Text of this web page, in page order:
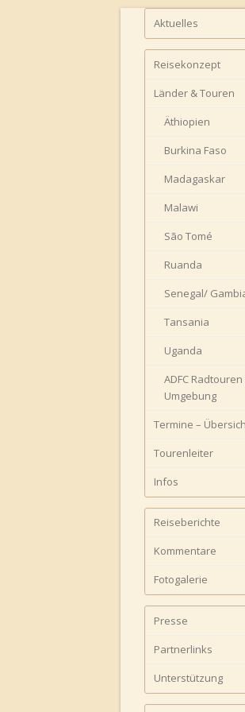
Aktuelles
Reisekonzept
Länder & Touren
Äthiopien
Burkina Faso
Madagaskar
Malawi
São Tomé
Ruanda
Senegal/
Tansania
Uganda
ADFC
Umgebung
Termine –
Tourenleiter
Infos
Reiseberichte
Kommentare
Fotogalerie
Presse
Partnerlinks
Unterstützung